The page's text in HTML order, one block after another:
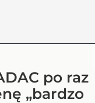
po raz
„bardzo